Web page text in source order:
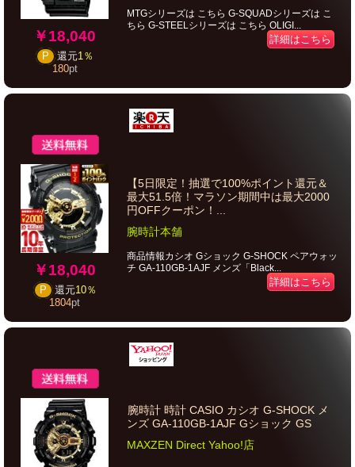
￥18,040
P 還元1％
180pt
MTGシリーズは こちら G-SQUADシリーズは こ
ちら G-STEELシリーズは こちら OLIGI...
詳細はこちら
￥18,040
P 還元10％
1804pt
【5日限定！抽選で100%ポイント還元＆
最大51.5倍！マラソン期間中は最大2000
円OFFクーポン！...
腕時計本舗
商品情報カシオ Gショック G-SHOCK ペアウォッ
チ GA-110GB-1AJF メンズ「Black...
詳細はこちら
腕時計 時計 CASIO カシオ G-SHOCK メ
ンズ GA-110GB-1AJF Gショック GS
MAXZEN Direct Yahoo!店